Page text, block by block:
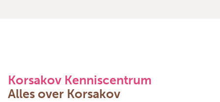
Korsakov Kenniscentrum
Alles over Korsakov